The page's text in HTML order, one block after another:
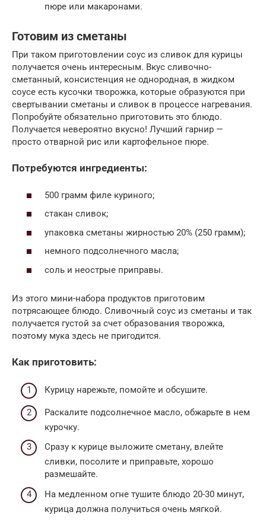
пюре или макаронами.
Готовим из сметаны
При таком приготовлении соус из сливок для курицы
получается очень интересным. Вкус сливочно-
сметанный, консистенция не однородная, в жидком
соусе есть кусочки творожка, которые образуются при
свертывании сметаны и сливок в процессе нагревания.
Попробуйте обязательно приготовить это блюдо.
Получается невероятно вкусно! Лучший гарнир —
просто отварной рис или картофельное пюре.
Потребуются ингредиенты:
500 грамм филе куриного;
стакан сливок;
упаковка сметаны жирностью 20% (250 грамм);
немного подсолнечного масла;
соль и неострые приправы.
Из этого мини-набора продуктов приготовим
потрясающее блюдо. Сливочный соус из сметаны и так
получается густой за счет образования творожка,
поэтому мука здесь не пригодится.
Как приготовить:
Курицу нарежьте, помойте и обсушите.
Раскалите подсолнечное масло, обжарьте в нем
курочку.
Сразу к курице выложите сметану, влейте
сливки, посолите и приправьте, хорошо
размешайте.
На медленном огне тушите блюдо 20-30 минут,
курица должна получиться очень мягкой.